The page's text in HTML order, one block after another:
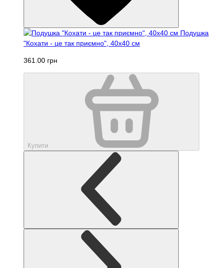
Подушка
"Кохати - це так приємно", 40х40 см
361.00 грн
Купити